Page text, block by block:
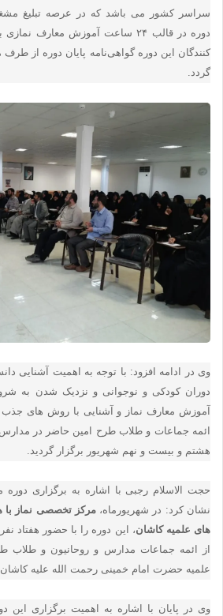
سراسر کشور می باشد که در عرصه تبلیغ
دوره در قالب ۲۴ ساعت آموزش معارف
کنندگان این دوره گواهی‌نامه پایان دوره از
گردد
وی در ادامه افزود: با توجه به اهمیت آشنایی
دوران کودکی و نوجوانی و نزدیک شدن به
آموزش معارف نماز و آشنایی با روش های جذب
ائمه جماعات و طلاب طرح امین حاضر در
هشتم و بیست و نهم شهریور برگزار گردید.
حجت الاسلام رجبی با اشاره به برگزاری
نشان کرد: در شهریورماه،مرکز تخصصی نماز با
های علمیه کاشان، این دوره‌ را با حضور هفتاد
از ائمه جماعات مدارس و روحانیون و طلاب
علمیه حضرت امام خمینی رحمت الله علیه کاشان
وی در پایان با اشاره به اهمیت برگزاری